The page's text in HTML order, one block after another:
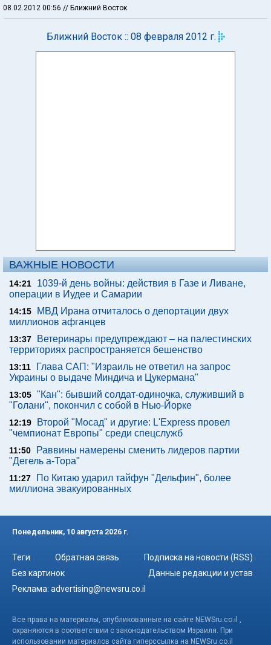
08.02.2012 00:56 // Ближний Восток
Ближний Восток :: 08 февраля 2012 г.
ВАЖНЫЕ НОВОСТИ
14:21
1039-й день войны: действия в Газе и Ливане,
операции в Иудее и Самарии
14:15
МВД Ирана отчиталось о депортации двух
миллионов афганцев
13:37
Ветеринары предупреждают – на палестинских
территориях распространяется бешенство
13:11
Глава САП: "Израиль не ответил на запрос
Украины о выдаче Миндича и Цукермана"
13:05 "Кан": бывший солдат-одиночка, служивший в
"Голани", покончил с собой в Нью-Йорке
12:19
Второй "Мосад" и другие: L'Express провел
"чемпионат Европы" среди спецслужб
11:50
Раввины намерены сменить лидеров партии
"Дегель а-Тора"
11:27
По Китаю ударил тайфун "Дельфин", более
миллиона эвакуированных
Понедельник, 10 августа 2026 г.
Теги Обратная связь
Подписка на новости (RSS)
Без картинок
Данные редакции и устав
Реклама: advertising@newsru.co.il
Все права на материалы, опубликованные на сайте NEWSru.co.il ,
охраняются в соответствии с законодательством Израиля. При
использовании материалов сайта гиперссылка на NEWSru.co.il